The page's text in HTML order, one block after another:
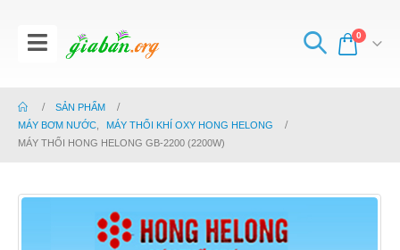
0
SẢN PHẨM
MÁY BƠM NƯỚC
MÁY THỔI KHÍ OXY HONG HELONG
MÁY THỔI HONG HELONG GB-2200 (2200W)